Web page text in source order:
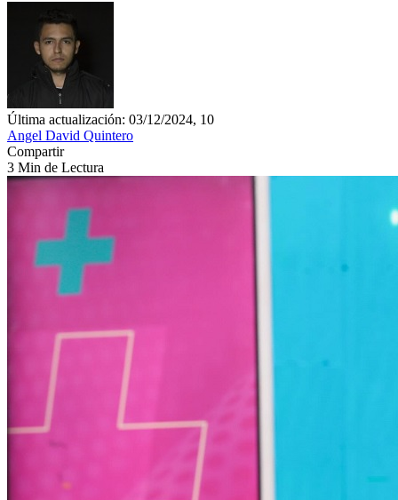
Última actualización: 03/12/2024, 10
Angel David Quintero
Compartir
3 Min de Lectura